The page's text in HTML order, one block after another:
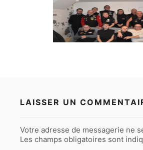
LAISSER UN
Votre adresse de messagerie ne
Les champs obligatoires sont